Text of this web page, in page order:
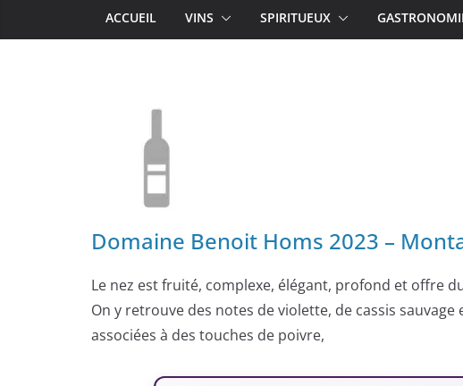
ACCUEIL VINS SPIRITUEUX
Domaine Benoit Homs 2023 –
Le nez est fruité, complexe, élégant, profond et offre
On y retrouve des notes de violette, de cassis sauvage
associées à des touches de poivre,